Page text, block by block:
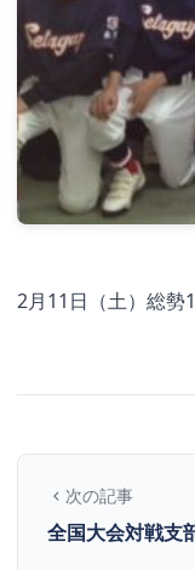
2月11日（土）総勢
次の記事
全国大会対戦支